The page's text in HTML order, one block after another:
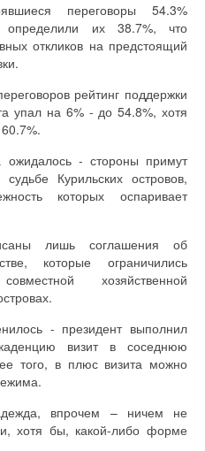
переговоры 54.3%
определили их 38.7%, что
откликов на предстоящий
рейтинг поддержки
упал на 6% - до 54.8%, хотя
ожидалось - стороны примут
Курильских островов,
которых оспаривает
лишь соглашения об
которые ограничились
хозяйственной
- президент выполнил
визит в соседнюю
того, в плюс визита можно
впрочем – ничем не
хотя бы, какой-либо форме